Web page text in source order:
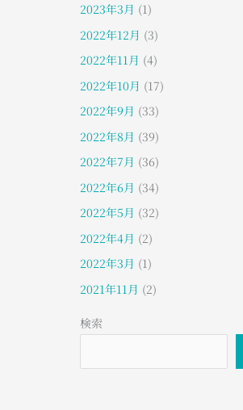
2023年3月 (1)
2022年12月 (3)
2022年11月 (4)
2022年10月 (17)
2022年9月 (33)
2022年8月 (39)
2022年7月 (36)
2022年6月 (34)
2022年5月 (32)
2022年4月 (2)
2022年3月 (1)
2021年11月 (2)
検索